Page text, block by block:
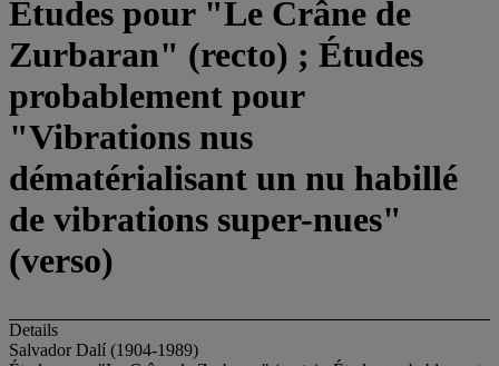
Études pour "Le Crâne de
Zurbaran" (recto) ; Études
probablement pour
"Vibrations nus
dématérialisant un nu habillé
de vibrations super-nues"
(verso)
Details
Salvador Dalí (1904-1989)